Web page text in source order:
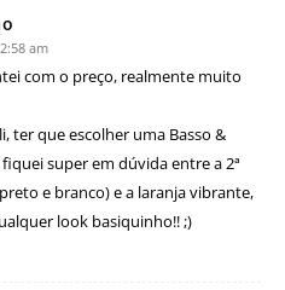
am
com o preço, realmente muito
ter que escolher uma Basso &
super em dúvida entre a 2ª
e branco) e a laranja vibrante,
look basiquinho!! ;)